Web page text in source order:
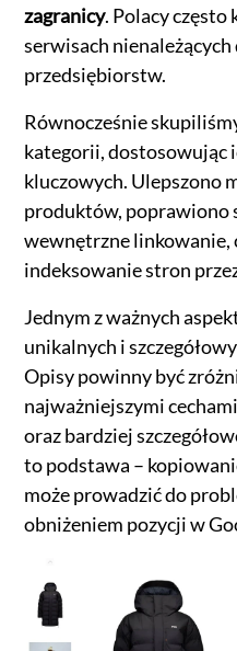
zagranicy. Polacy
serwisach
przedsiębiorstw.
Równocześnie
kategorii, dostosowując
kluczowych. Ulepszono
produktów, poprawiono
wewnętrzne linkowanie,
indeksowanie stron
Jednym z ważnych
unikalnych i
Opisy powinny być
najważniejszymi
oraz bardziej
to podstawa –
może prowadzić do
obniżeniem pozycji w